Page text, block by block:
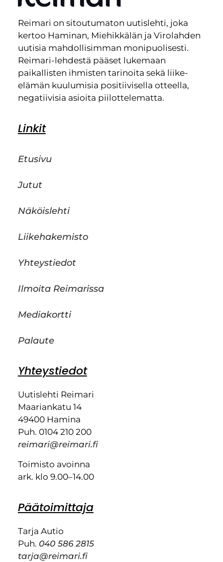
Reimari on sitoutumaton uutislehti, joka
kertoo Haminan, Miehikkälän ja Virolahden
uutisia mahdollisimman monipuolisesti.
Reimari-lehdestä pääset lukemaan
paikallisten ihmisten tarinoita sekä liike-
elämän kuulumisia positiivisella otteella,
negatiivisia asioita piilottelematta.
Linkit
Etusivu
Jutut
Näköislehti
Liikehakemisto
Yhteystiedot
Ilmoita Reimarissa
Mediakortti
Palaute
Yhteystiedot
Uutislehti Reimari
Maariankatu 14
49400 Hamina
Puh. 0104 210 200
reimari@reimari.fi
Toimisto avoinna
ark. klo 9.00–14.00
Päätoimittaja
Tarja Autio
Puh. 040 586 2815
tarja@reimari.fi